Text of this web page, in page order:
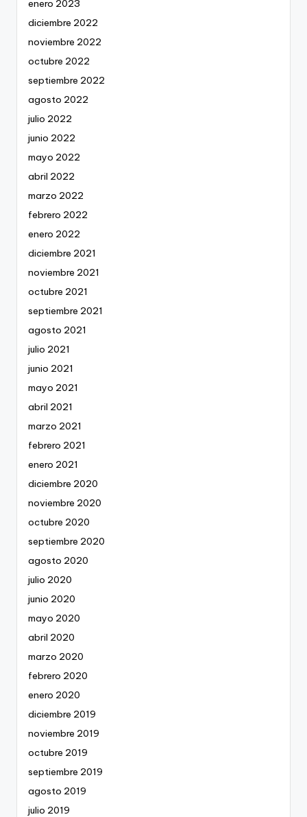
enero 2023
diciembre 2022
noviembre 2022
octubre 2022
septiembre 2022
agosto 2022
julio 2022
junio 2022
mayo 2022
abril 2022
marzo 2022
febrero 2022
enero 2022
diciembre 2021
noviembre 2021
octubre 2021
septiembre 2021
agosto 2021
julio 2021
junio 2021
mayo 2021
abril 2021
marzo 2021
febrero 2021
enero 2021
diciembre 2020
noviembre 2020
octubre 2020
septiembre 2020
agosto 2020
julio 2020
junio 2020
mayo 2020
abril 2020
marzo 2020
febrero 2020
enero 2020
diciembre 2019
noviembre 2019
octubre 2019
septiembre 2019
agosto 2019
julio 2019